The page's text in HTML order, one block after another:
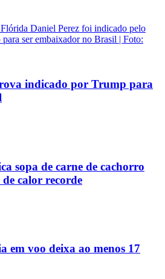
indicado por Trump para
sopa de carne de cachorro
calor recorde
em voo deixa ao menos 17